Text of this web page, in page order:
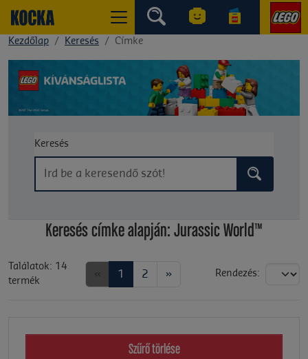
Kezdőlap Keresés Címke
Keresés
Keresés címke alapján: Jurassic World™
Találatok: 14
termék
1 2 » Rendezés:
Szűrő törlése